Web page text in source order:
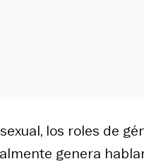
los roles de
genera